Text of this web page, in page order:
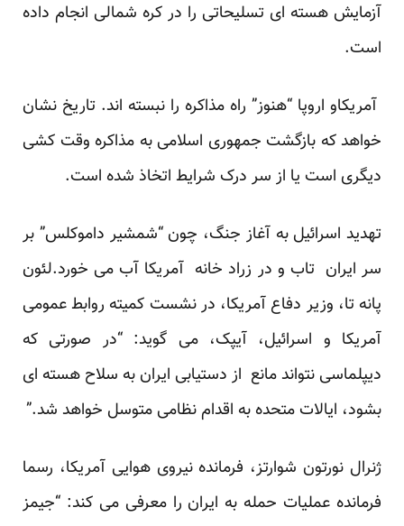
آزمایش هسته ای تسلیحاتی را در کره شمالی انجام داده
است.
آمریکاو اروپا “هنوز” راه مذاکره را نبسته اند. تاریخ نشان
خواهد که بازگشت جمهوری اسلامی به مذاکره وقت کشی
دیگری است یا از سر درک شرایط اتخاذ شده است.
تهدید اسرائیل به آغاز جنگ، چون “شمشیر داموکلس” بر
سر ایران تاب و در زراد خانه آمریکا آب می خورد.لئون
پانه تا، وزیر دفاع آمریکا، در نشست کمیته روابط عمومی
آمریکا و اسرائیل، آیپک، می گوید: “در صورتی که
دیپلماسی نتواند مانع از دستیابی ایران به سلاح هسته ای
بشود، ایالات متحده به اقدام نظامی متوسل خواهد شد.”
ژنرال نورتون شوارتز، فرمانده نیروی هوایی آمریکا، رسما
فرمانده عملیات حمله به ایران را معرفی می کند: “جیمز